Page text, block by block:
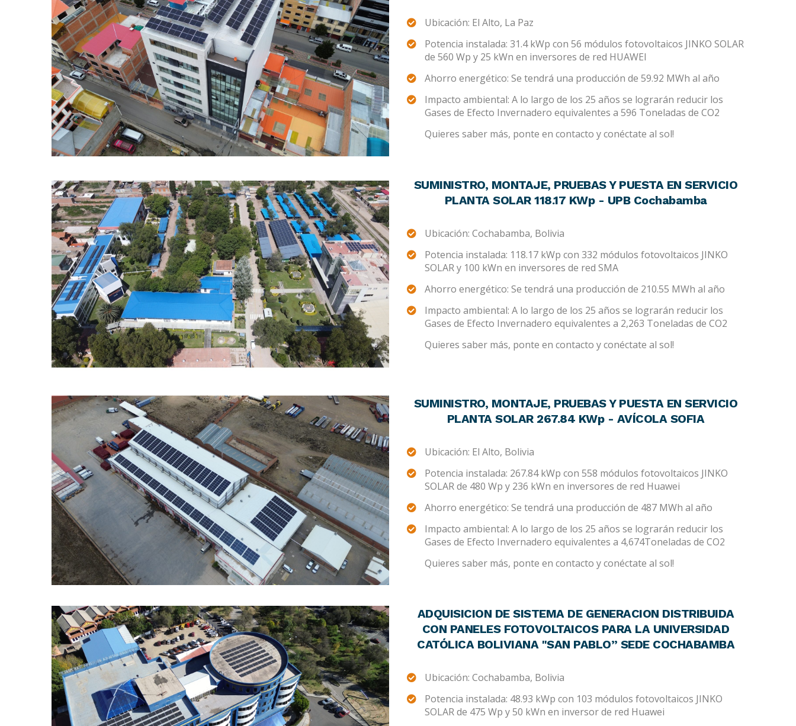
Ubicación: El Alto, La Paz
Potencia instalada: 31.4 kWp con 56 módulos fotovoltaicos JINKO SOLAR
de 560 Wp y 25 kWn en inversores de red HUAWEI
Ahorro energético: Se tendrá una producción de 59.92 MWh al año
Impacto ambiental: A lo largo de los 25 años se lograrán reducir los
Gases de Efecto Invernadero equivalentes a 596 Toneladas de CO2
Quieres saber más, ponte en contacto y conéctate al sol!
SUMINISTRO, MONTAJE, PRUEBAS Y PUESTA EN SERVICIO
PLANTA SOLAR 118.17 KWp - UPB Cochabamba
Ubicación: Cochabamba, Bolivia
Potencia instalada: 118.17 kWp con 332 módulos fotovoltaicos JINKO
SOLAR y 100 kWn en inversores de red SMA
Ahorro energético: Se tendrá una producción de 210.55 MWh al año
Impacto ambiental: A lo largo de los 25 años se lograrán reducir los
Gases de Efecto Invernadero equivalentes a 2,263 Toneladas de CO2
Quieres saber más, ponte en contacto y conéctate al sol!
SUMINISTRO, MONTAJE, PRUEBAS Y PUESTA EN SERVICIO
PLANTA SOLAR 267.84 KWp - AVÍCOLA SOFIA
Ubicación: El Alto, Bolivia
Potencia instalada: 267.84 kWp con 558 módulos fotovoltaicos JINKO
SOLAR de 480 Wp y 236 kWn en inversores de red Huawei
Ahorro energético: Se tendrá una producción de 487 MWh al año
Impacto ambiental: A lo largo de los 25 años se lograrán reducir los
Gases de Efecto Invernadero equivalentes a 4,674Toneladas de CO2
Quieres saber más, ponte en contacto y conéctate al sol!
ADQUISICION DE SISTEMA DE GENERACION DISTRIBUIDA
CON PANELES FOTOVOLTAICOS PARA LA UNIVERSIDAD
CATÓLICA BOLIVIANA "SAN PABLO” SEDE COCHABAMBA
Ubicación: Cochabamba, Bolivia
Potencia instalada: 48.93 kWp con 103 módulos fotovoltaicos JINKO
SOLAR de 475 Wp y 50 kWn en inversor de red Huawei